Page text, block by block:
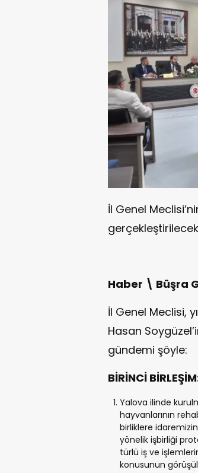
İl Genel
Haber \ Büşra
İl Genel Meclisi,
Hasan
gündemi şöyle:
BİRİNCİ
Yalova ilinde
hayvanlarının
birliklere
yönelik işbirliği
türlü iş ve
konusunun